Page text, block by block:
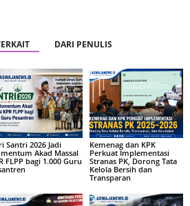
DARI PENULIS
Santri 2026 Jadi
Akad Massal
FLPP bagi 1.000 Guru
Kemenag dan KPK
Perkuat Implementasi
Stranas PK, Dorong Tata
Kelola Bersih dan
Transparan